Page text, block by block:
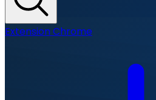
Extension Chrome